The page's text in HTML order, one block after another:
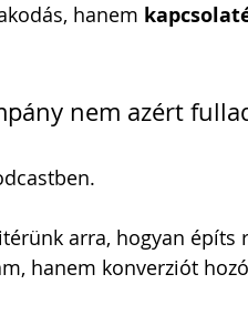
hanem
nem azért
arra, hogyan építs
hanem konverziót